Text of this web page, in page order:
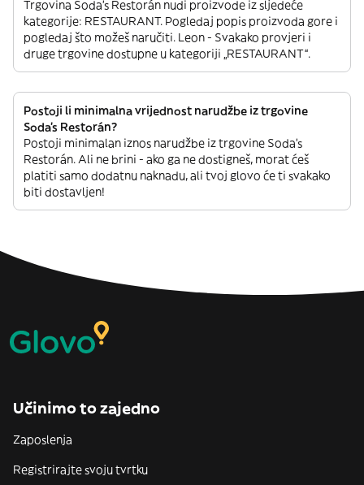
Trgovina Soda's Restorán nudi proizvode iz sljedeće
kategorije: RESTAURANT. Pogledaj popis proizvoda gore i
pogledaj što možeš naručiti. Leon - Svakako provjeri i
druge trgovine dostupne u kategoriji „RESTAURANT“.
Postoji li minimalna vrijednost narudžbe iz trgovine
Soda's Restorán?
Postoji minimalan iznos narudžbe iz trgovine Soda's
Restorán. Ali ne brini - ako ga ne dostigneš, morat ćeš
platiti samo dodatnu naknadu, ali tvoj glovo će ti svakako
biti dostavljen!
Učinimo to zajedno
Zaposlenja
Registrirajte svoju tvrtku